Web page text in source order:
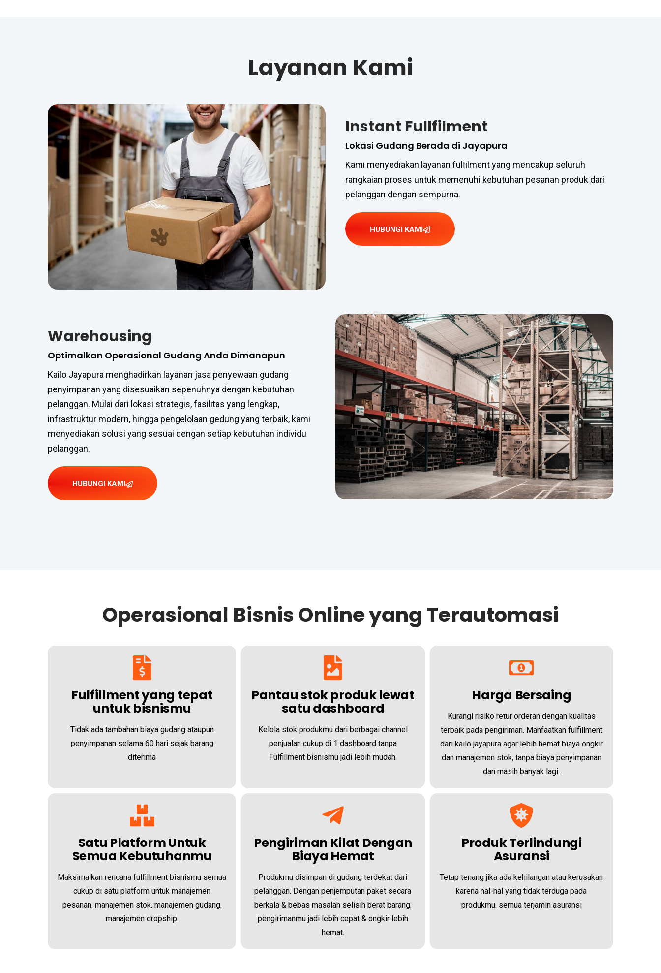
Layanan Kami
Instant Fullfilment
Lokasi Gudang Berada di Jayapura
Kami menyediakan layanan fulﬁlment yang mencakup seluruh
rangkaian proses untuk memenuhi kebutuhan pesanan produk dari
pelanggan dengan sempurna.
HUBUNGI KAMI
Warehousing
Optimalkan Operasional Gudang Anda Dimanapun
Kailo Jayapura menghadirkan layanan jasa penyewaan gudang
penyimpanan yang disesuaikan sepenuhnya dengan kebutuhan
pelanggan. Mulai dari lokasi strategis, fasilitas yang lengkap,
infrastruktur modern, hingga pengelolaan gedung yang terbaik, kami
menyediakan solusi yang sesuai dengan setiap kebutuhan individu
pelanggan.
HUBUNGI KAMI
Operasional Bisnis Online yang Terautomasi
Fulfillment yang tepat
untuk bisnismu
Tidak ada tambahan biaya gudang ataupun
penyimpanan selama 60 hari sejak barang
diterima
Pantau stok produk lewat
satu dashboard
Kelola stok produkmu dari berbagai channel
penjualan cukup di 1 dashboard tanpa
Fulfillment bisnismu jadi lebih mudah.
Harga Bersaing
Kurangi risiko retur orderan dengan kualitas
terbaik pada pengiriman. Manfaatkan fulfillment
dari kailo jayapura agar lebih hemat biaya ongkir
dan manajemen stok, tanpa biaya penyimpanan
dan masih banyak lagi.
Satu Platform Untuk
Semua Kebutuhanmu
Maksimalkan rencana fulfillment bisnismu semua
cukup di satu platform untuk manajemen
pesanan, manajemen stok, manajemen gudang,
manajemen dropship.
Pengiriman Kilat Dengan
Biaya Hemat
Produkmu disimpan di gudang terdekat dari
pelanggan. Dengan penjemputan paket secara
berkala & bebas masalah selisih berat barang,
pengirimanmu jadi lebih cepat & ongkir lebih
hemat.
Produk Terlindungi
Asuransi
Tetap tenang jika ada kehilangan atau kerusakan
karena hal-hal yang tidak terduga pada
produkmu, semua terjamin asuransi